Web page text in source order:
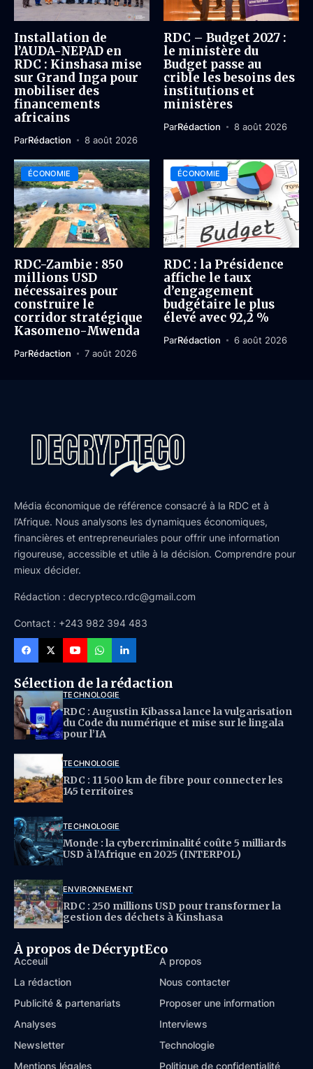
Installation de
l’AUDA-NEPAD en
RDC : Kinshasa mise
sur Grand Inga pour
mobiliser des
financements
africains
ParRédaction 8 août 2026
RDC – Budget 2027 :
le ministère du
Budget passe au
crible les besoins des
institutions et
ministères
ParRédaction 8 août 2026
ÉCONOMIE
RDC-Zambie : 850
millions USD
nécessaires pour
construire le
corridor stratégique
Kasomeno-Mwenda
ParRédaction 7 août 2026
ÉCONOMIE
RDC : la Présidence
affiche le taux
d’engagement
budgétaire le plus
élevé avec 92,2 %
ParRédaction 6 août 2026
Média économique de référence consacré à la RDC et à
l’Afrique. Nous analysons les dynamiques économiques,
financières et entrepreneuriales pour offrir une information
rigoureuse, accessible et utile à la décision. Comprendre pour
mieux décider.
Rédaction : decrypteco.rdc@gmail.com
Contact : +243 982 394 483
Sélection de la rédaction
TECHNOLOGIE
RDC : Augustin Kibassa lance la vulgarisation
du Code du numérique et mise sur le lingala
pour l’IA
TECHNOLOGIE
RDC : 11 500 km de fibre pour connecter les
145 territoires
TECHNOLOGIE
Monde : la cybercriminalité coûte 5 milliards
USD à l’Afrique en 2025 (INTERPOL)
ENVIRONNEMENT
RDC : 250 millions USD pour transformer la
gestion des déchets à Kinshasa
À propos de DécryptEco
Acceuil
À propos
La rédaction
Nous contacter
Publicité & partenariats
Proposer une information
Analyses
Interviews
Newsletter
Technologie
Mentions légales
Politique de confidentialité